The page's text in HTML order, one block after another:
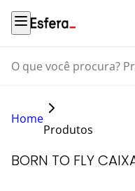
O que você procura?
Home
Produtos
BORN TO FLY